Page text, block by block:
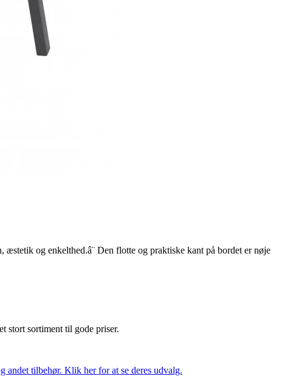
og enkelthed.â¨ Den flotte og praktiske kant på bordet er nøje
stort sortiment til gode priser.
andet tilbehør. Klik her for at se deres udvalg.